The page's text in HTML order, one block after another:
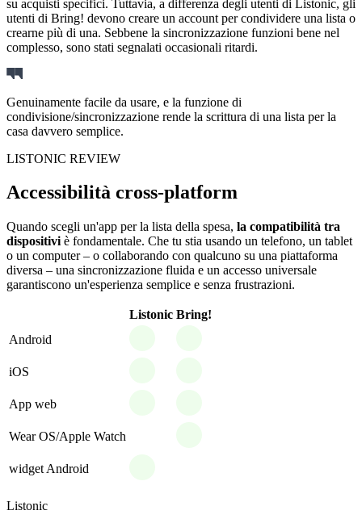
su acquisti specifici. Tuttavia, a differenza degli utenti di Listonic, gli
utenti di Bring! devono creare un account per condividere una lista o
crearne più di una. Sebbene la sincronizzazione funzioni bene nel
complesso, sono stati segnalati occasionali ritardi.
Genuinamente facile da usare, e la funzione di
condivisione/sincronizzazione rende la scrittura di una lista per la
casa davvero semplice.
LISTONIC REVIEW
Accessibilità cross-platform
Quando scegli un'app per la lista della spesa, la compatibilità tra
dispositivi è fondamentale. Che tu stia usando un telefono, un tablet
o un computer – o collaborando con qualcuno su una piattaforma
diversa – una sincronizzazione fluida e un accesso universale
garantiscono un'esperienza semplice e senza frustrazioni.
Listonic Bring!
Android
iOS
App web
Wear OS/Apple Watch
widget Android
Listonic